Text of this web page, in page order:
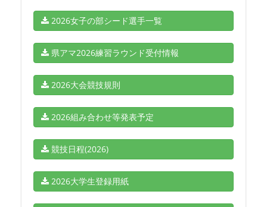
2026女子の部シード選手一覧
県アマ2026練習ラウンド受付情報
2026大会競技規則
2026組み合わせ等発表予定
競技日程(2026)
2026大学生登録用紙